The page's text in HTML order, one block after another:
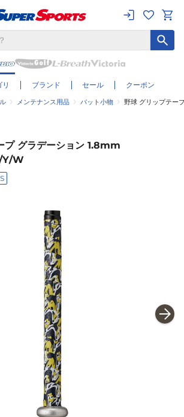
ブランド セール クーポン
メンテナンス用品 バット小物 野球 グリップテー
プ グラデーション 1.8mm
Y/W